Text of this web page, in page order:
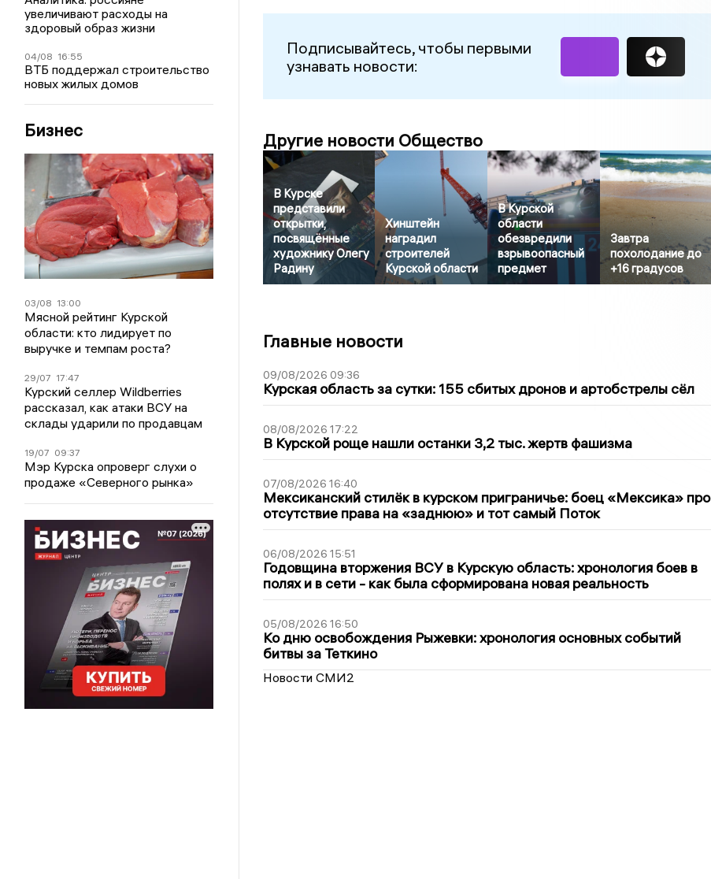
увеличивают расходы на
здоровый образ жизни
04/08 16:55
ВТБ поддержал строительство
новых жилых домов
Бизнес
03/08 13:00
Мясной рейтинг Курской
области: кто лидирует по
выручке и темпам роста?
29/07 17:47
Курский селлер Wildberries
рассказал, как атаки ВСУ на
склады ударили по продавцам
19/07 09:37
Мэр Курска опроверг слухи о
продаже «Северного рынка»
Подписывайтесь, чтобы первыми
узнавать новости:
Другие новости Общество
В Курске
представили
открытки,
посвящённые
художнику Олегу
Радину
Хинштейн
наградил
строителей
Курской области
В Курской
области
обезвредили
взрывоопасный
предмет
Завтра
похолодание до
+16 градусов
Главные новости
09/08/2026 09:36
Курская область за сутки: 155 сбитых дронов и артобстрелы сёл
08/08/2026 17:22
В Курской роще нашли останки 3,2 тыс. жертв фашизма
07/08/2026 16:40
Мексиканский стилёк в курском приграничье: боец «Мексика» про
отсутствие права на «заднюю» и тот самый Поток
06/08/2026 15:51
Годовщина вторжения ВСУ в Курскую область: хронология боев в
полях и в сети - как была сформирована новая реальность
05/08/2026 16:50
Ко дню освобождения Рыжевки: хронология основных событий
битвы за Теткино
Новости СМИ2